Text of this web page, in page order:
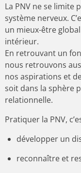
La PNV ne se limite
système nerveux.
un mieux-être
intérieur.
En retrouvant un
nous retrouvons
nos aspirations et
soit dans la sphère
relationnelle.
Pratiquer la PNV,
développer un
reconnaître et